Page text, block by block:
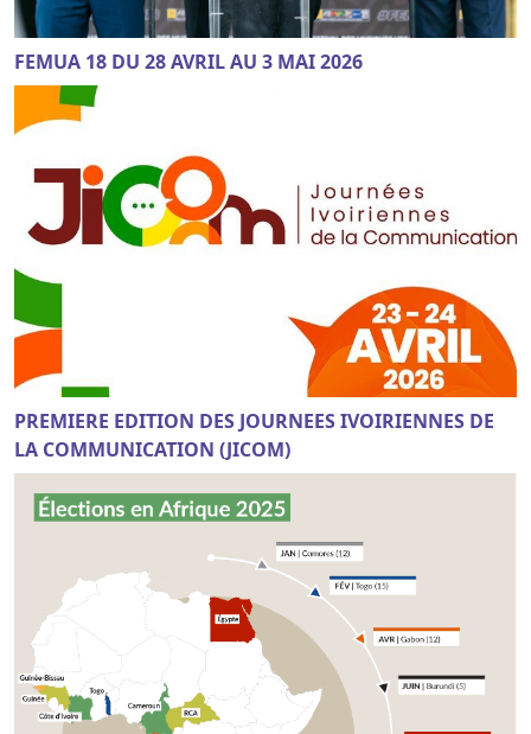
FEMUA 18 DU 28 AVRIL AU 3 MAI 2026
PREMIERE EDITION DES JOURNEES IVOIRIENNES DE
LA COMMUNICATION (JICOM)